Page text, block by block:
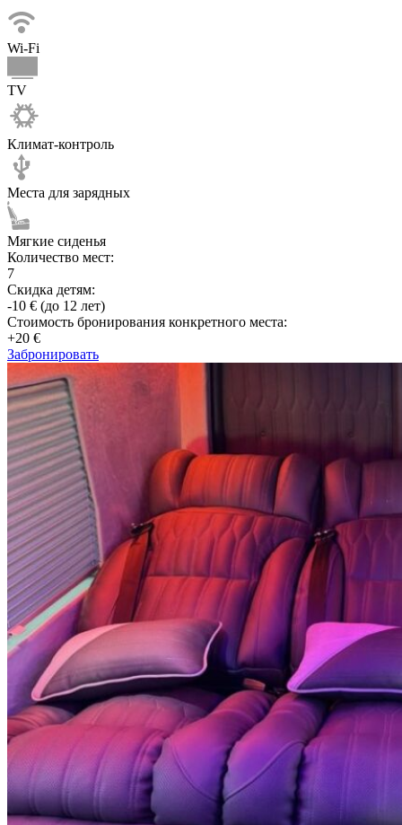
Wi-Fi
TV
Климат-контроль
Места для зарядных
Мягкие сиденья
Количество мест:
7
Скидка детям:
-10 € (до 12 лет)
Стоимость бронирования конкретного места:
+20 €
Забронировать